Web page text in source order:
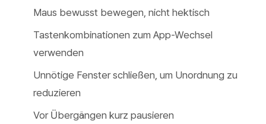
Maus bewusst bewegen, nicht hektisch
Tastenkombinationen zum App-Wechsel
verwenden
Unnötige Fenster schließen, um Unordnung zu
reduzieren
Vor Übergängen kurz pausieren